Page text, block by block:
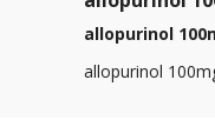
allopurinol
allopurinol